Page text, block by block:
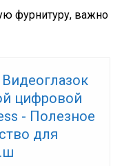
фурнитуру, важно
цифровой
- Полезное
для